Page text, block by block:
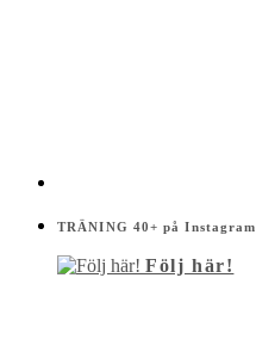
TRÄNING 40+ på Instagram
Följ här!